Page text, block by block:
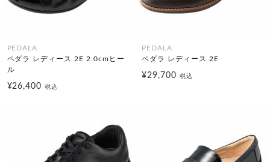
PEDALA
ペダラ レディース 2E 2.0cmヒー
ル
¥26,400税込
PEDALA
ペダラ レディース 2E
¥29,700 税込